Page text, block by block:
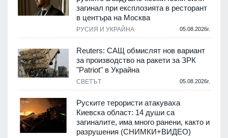
загинал при експлозията в ресторант
в центъра на Москва
РУСИЯ И УКРАЙНА 05.08.2026г.
Reuters: САЩ обмислят нов вариант
за производство на ракети за ЗРК
"Patriot" в Украйна
СВЕТЪТ 05.08.2026г.
Руските терористи атакуваха
Киевска област: 14 души са
загиналите, има много ранени, както и
разрушения (СНИМКИ+ВИДЕО)